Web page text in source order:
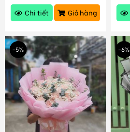
Chi tiết
Giỏ hàng
-5% -6%